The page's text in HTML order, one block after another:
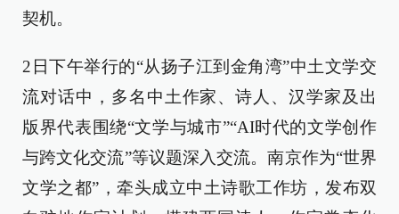
契机。
2日下午举行的“从扬子江到金角湾”中土文学交
流对话中，多名中土作家、诗人、汉学家及出
版界代表围绕“文学与城市”“AI时代的文学创作
与跨文化交流”等议题深入交流。南京作为“世界
文学之都”，牵头成立中土诗歌工作坊，发布双